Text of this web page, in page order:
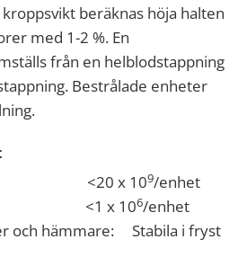
beräknas höja halten
med 1-2 %. En
från en helblodstappning
Bestrålade enheter
<20 x 109/enhet
<1 x 106/enhet
och hämmare: Stabila i fryst